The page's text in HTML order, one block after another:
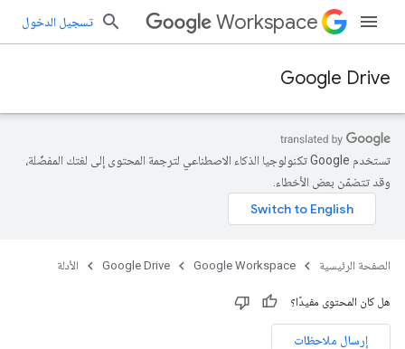
Workspace تسجيل الدخول
Google Drive
تستخدم Google تكنولوجيا الذكاء الاصطناعي لترجمة المحتوى إلى لغتك المفضّلة،
وقد تتضمّن بعض الأخطاء.
الصفحة الرئيسية Google Workspace
Google Drive الأدلة
هل كان المحتوى مفيدًا؟
إرسال ملاحظات